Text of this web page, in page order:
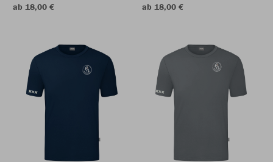
ab 18,00 €
ab 18,00 €